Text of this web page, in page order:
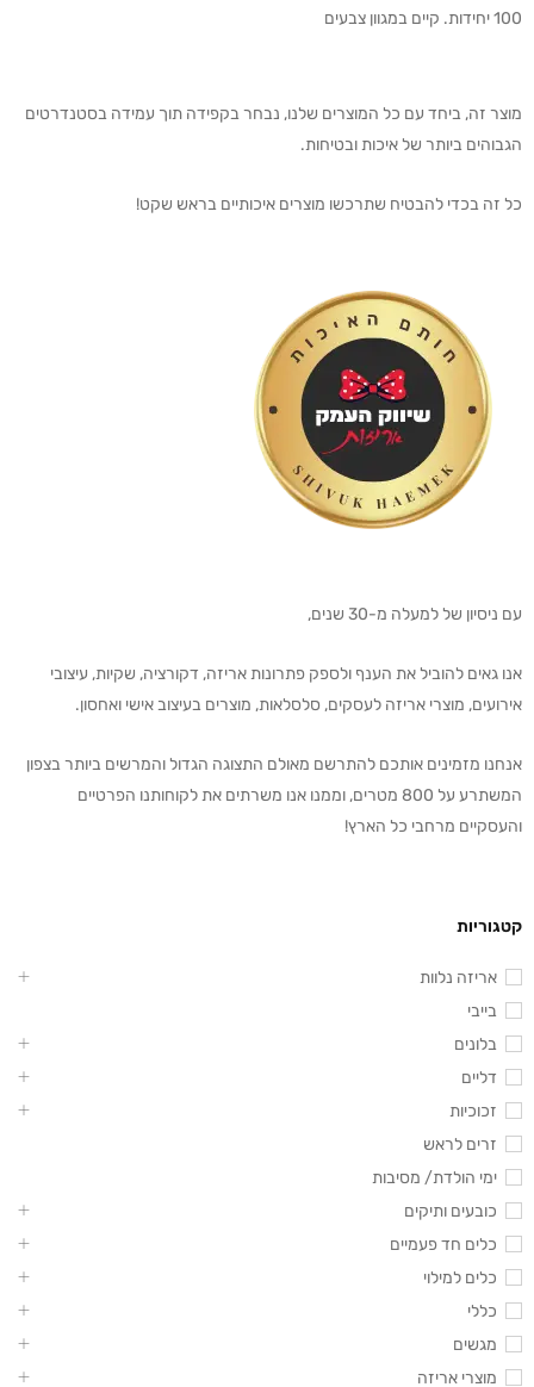
100 יחידות. קיים במגוון צבעים
מוצר זה, ביחד עם כל המוצרים שלנו, נבחר בקפידה תוך עמידה בסטנדרטים
הגבוהים ביותר של איכות ובטיחות.
כל זה בכדי להבטיח שתרכשו מוצרים איכותיים בראש שקט!
עם ניסיון של למעלה מ-30 שנים,
אנו גאים להוביל את הענף ולספק פתרונות אריזה, דקורציה, שקיות, עיצובי
אירועים, מוצרי אריזה לעסקים, סלסלאות, מוצרים בעיצוב אישי ואחסון.
אנחנו מזמינים אותכם להתרשם מאולם התצוגה הגדול והמרשים ביותר בצפון
המשתרע על 800 מטרים, וממנו אנו משרתים את לקוחותנו הפרטיים
והעסקיים מרחבי כל הארץ!
קטגוריות
אריזה נלוות
בייבי
בלונים
דליים
זכוכיות
זרים לראש
ימי הולדת/ מסיבות
כובעים ותיקים
כלים חד פעמיים
כלים למילוי
כללי
מגשים
מוצרי אריזה